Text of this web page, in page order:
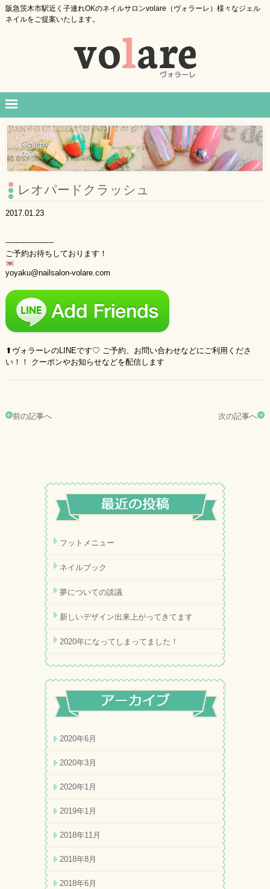
阪急茨木市駅近く子連れOKのネイルサロンvolare（ヴォラーレ）様々なジェル
ネイルをご提案いたします。
レオパードクラッシュ
2017.01.23
--------------------
ご予約お待ちしております！
yoyaku@nailsalon-volare.com
⬆︎ヴォラーレのLINEです♡ ご予約、お問い合わせなどにご利用くださ
い！！ クーポンやお知らせなどを配信します
前の記事へ 次の記事へ
フットメニュー
ネイルブック
夢についての談議
新しいデザイン出来上がってきてます
2020年になってしまってました！
2020年6月
2020年3月
2020年1月
2019年1月
2018年11月
2018年8月
2018年6月